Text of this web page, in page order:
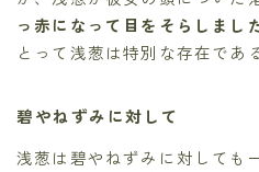
っ赤になって目をそらしまし
とって浅葱は特別な存在であ
碧やねずみに対して
浅葱は碧やねずみに対しても